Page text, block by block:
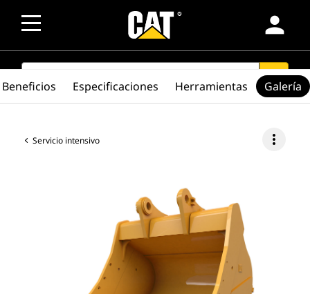
person
SEARCH search
Servicio intensivo more_vert
Beneficios Especificaciones Herramientas Galería